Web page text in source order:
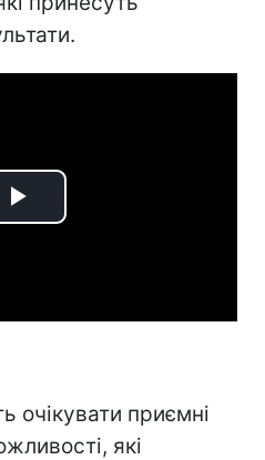
Play
очікувати приємні
які